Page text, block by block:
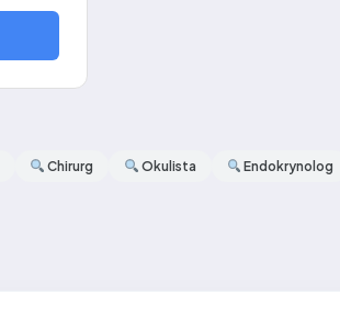
Chirurg Okulista Endokrynolog